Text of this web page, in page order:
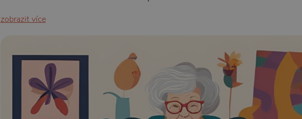
zobrazit více